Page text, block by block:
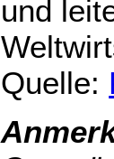
und
Quelle: